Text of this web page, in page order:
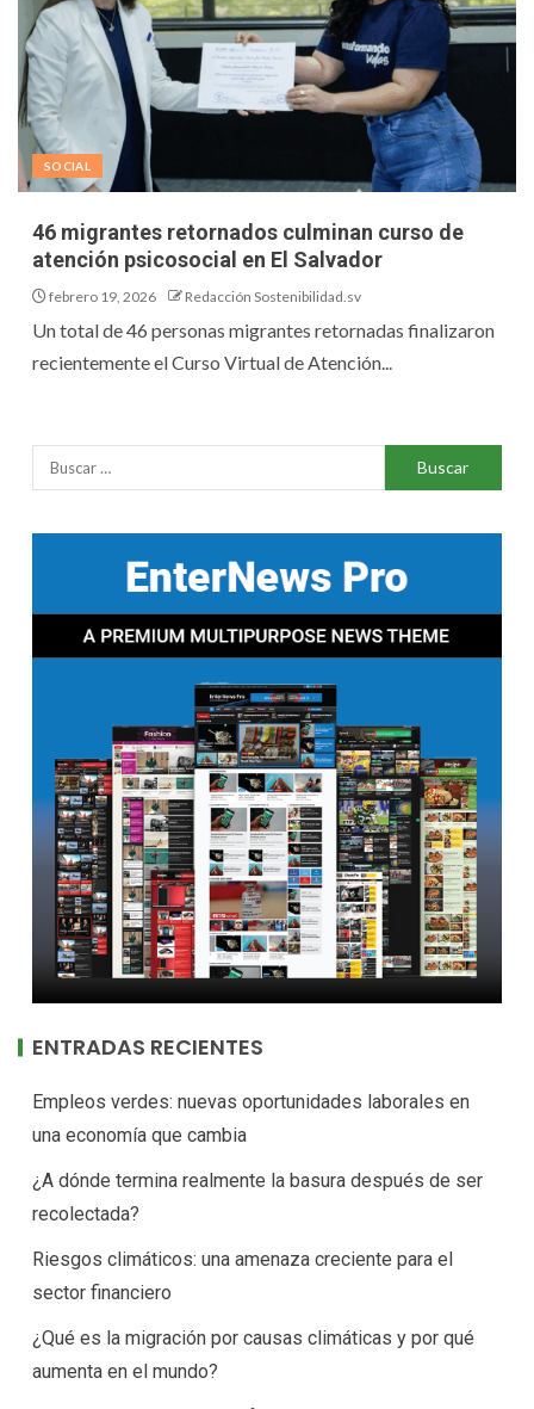
SOCIAL
46 migrantes retornados culminan curso de
atención psicosocial en El Salvador
febrero 19, 2026 Redacción Sostenibilidad.sv
Un total de 46 personas migrantes retornadas finalizaron
recientemente el Curso Virtual de Atención...
ENTRADAS RECIENTES
Empleos verdes: nuevas oportunidades laborales en
una economía que cambia
¿A dónde termina realmente la basura después de ser
recolectada?
Riesgos climáticos: una amenaza creciente para el
sector financiero
¿Qué es la migración por causas climáticas y por qué
aumenta en el mundo?